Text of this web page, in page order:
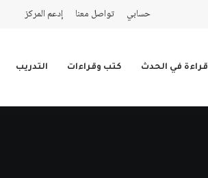
حسابي تواصل معنا إدعم المركز
قراءة في الحدث كتب وقراءات التدريب